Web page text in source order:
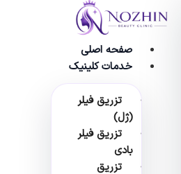
پرش
صفحه اصلی
خدمات کلینیک
تزریق فیلر
(ژل)
تزریق فیلر
بادی
تزریق